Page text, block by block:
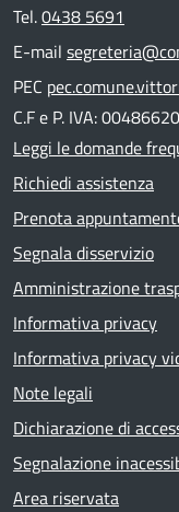
Tel.0438 5691
E-mail
PEC
C.F e P. IVA:
Leggi le domande
Richiedi assistenza
Prenota
Segnala disservizio
Amministrazione
Informativa privacy
Informativa privacy
Note legali
Dichiarazione di
Segnalazione
Area riservata